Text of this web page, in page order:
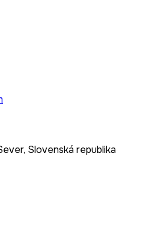
Slovenská republika